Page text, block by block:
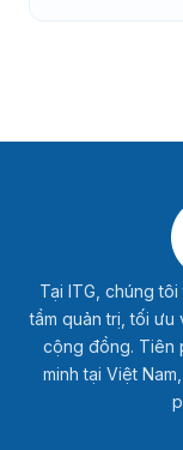
Tại ITG, chúng
tầm quản trị, tối
cộng đồng. Tiên
minh tại Việt